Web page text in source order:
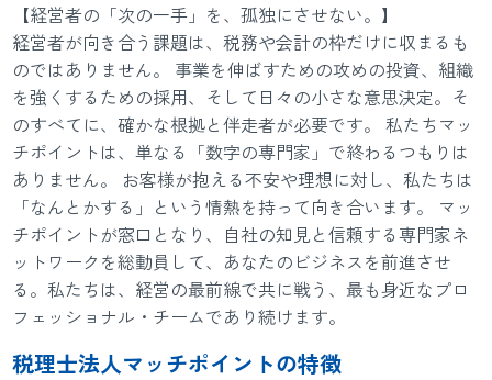
【経営者の「次の一手」を、孤独にさせない。】
経営者が向き合う課題は、税務や会計の枠だけに収まるも
のではありません。 事業を伸ばすための攻めの投資、組織
を強くするための採用、そして日々の小さな意思決定。そ
のすべてに、確かな根拠と伴走者が必要です。 私たちマッ
チポイントは、単なる「数字の専門家」で終わるつもりは
ありません。 お客様が抱える不安や理想に対し、私たちは
「なんとかする」という情熱を持って向き合います。 マッ
チポイントが窓口となり、自社の知見と信頼する専門家ネ
ットワークを総動員して、あなたのビジネスを前進させ
る。私たちは、経営の最前線で共に戦う、最も身近なプロ
フェッショナル・チームであり続けます。
税理士法人マッチポイントの特徴